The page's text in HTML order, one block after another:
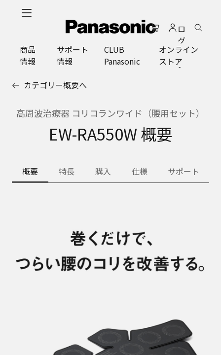
ロ
グ
イ
ン
商品
情報
サポート
情報
CLUB
Panasonic
オンライン
ストア
カテゴリー概要へ
高周波治療器 コリコランワイド（腰用セット）
EW-RA550W 概要
概要 特長 購入 仕様 サポート